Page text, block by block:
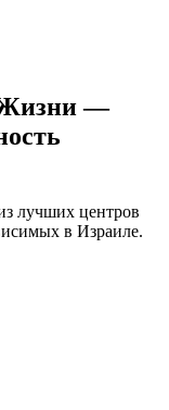
Жизни —
лучших центров
в Израиле.